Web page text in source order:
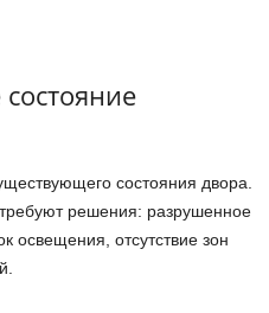
состояния двора.
решения: разрушенное
освещения, отсутствие зон